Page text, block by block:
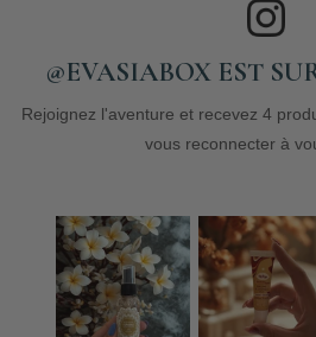
@EVASIABOX EST
Rejoignez l'aventure et recevez 4
vous reconnecter à